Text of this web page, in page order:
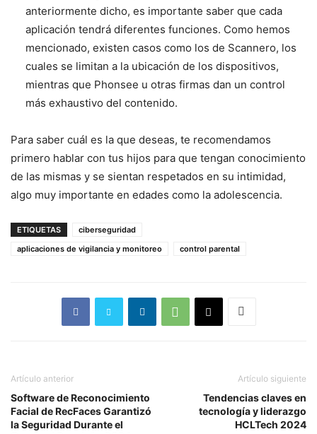
anteriormente dicho, es importante saber que cada
aplicación tendrá diferentes funciones. Como hemos
mencionado, existen casos como los de Scannero, los
cuales se limitan a la ubicación de los dispositivos,
mientras que Phonsee u otras firmas dan un control
más exhaustivo del contenido.
Para saber cuál es la que deseas, te recomendamos
primero hablar con tus hijos para que tengan conocimiento
de las mismas y se sientan respetados en su intimidad,
algo muy importante en edades como la adolescencia.
ETIQUETAS
ciberseguridad
aplicaciones de vigilancia y monitoreo
control parental
Artículo anterior
Software de Reconocimiento
Facial de RecFaces Garantizó
la Seguridad Durante el
Artículo siguiente
Tendencias claves en
tecnología y liderazgo
HCLTech 2024